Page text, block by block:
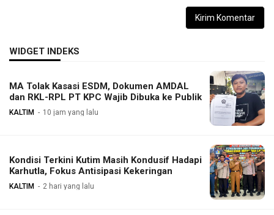
WIDGET INDEKS
MA Tolak Kasasi ESDM, Dokumen AMDAL
dan RKL-RPL PT KPC Wajib Dibuka ke Publik
KALTIM 10 jam yang lalu
Kondisi Terkini Kutim Masih Kondusif Hadapi
Karhutla, Fokus Antisipasi Kekeringan
KALTIM 2 hari yang lalu